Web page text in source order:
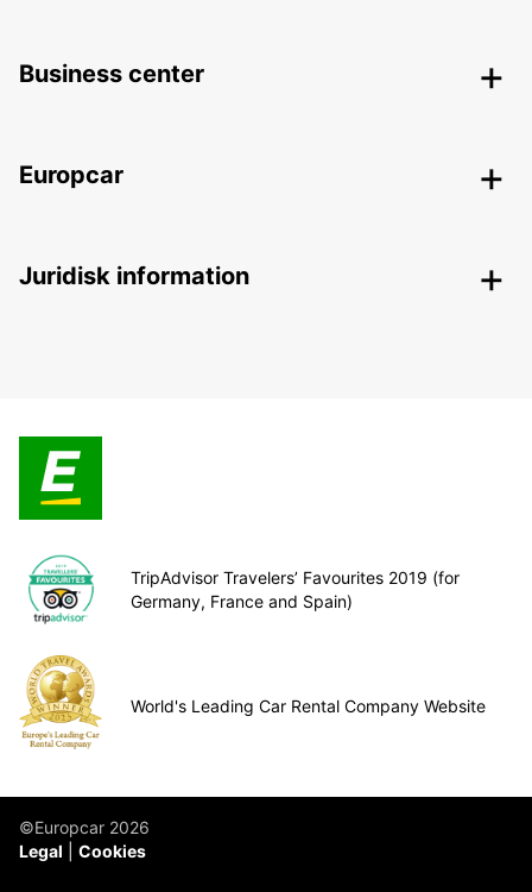
Business center
Europcar
Juridisk information
TripAdvisor Travelers’ Favourites 2019 (for
Germany, France and Spain)
World's Leading Car Rental Company Website
©Europcar 2026
Legal
Cookies